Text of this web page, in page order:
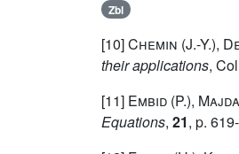
Zbl
[10]Chemin (J.-Y.),
their applications,
[11] Embid (P.), Majda
Equations, 21, p.